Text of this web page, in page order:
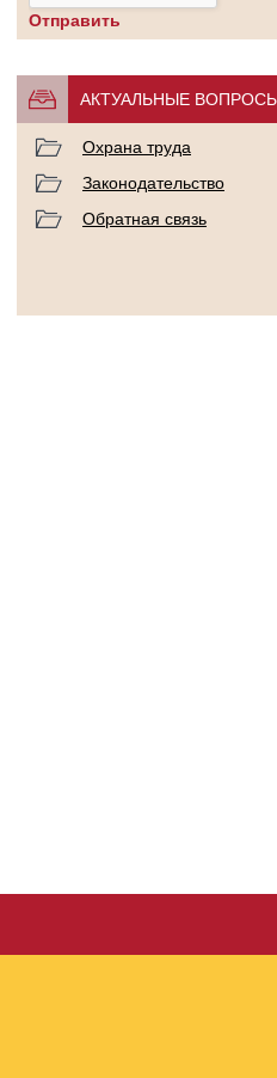
АКТУАЛЬНЫЕ
Охрана труда
Законодательство
Обратная связь